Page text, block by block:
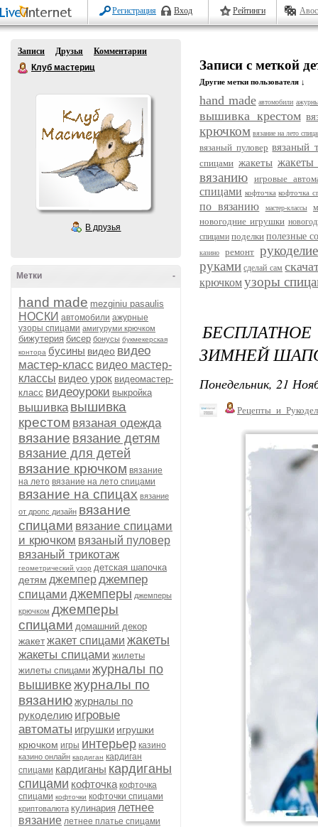
Регистрация Вход Рейтинги
Записи Друзья
Комментарии
Клуб мастериц
В друзья
-
Метки
hand made mezginiu pasaulis
НОСКИ автомобили ажурные
узоры спицами амигуруми крючком
бижутерия бисер бонусы букмекерская
контора бусины видео видео
мастер-класс видео мастер-
классы видео урок видеомастер-
класс видеоуроки выкройка
вышивка вышивка
крестом вязаная одежда
вязание вязание детям
вязание для детей
вязание крючком вязание
на лето вязание на лето спицами
вязание на спицах вязание
от дропс дизайн вязание
спицами вязание спицами
и крючком вязаный пуловер
вязаный трикотаж
геометрический узор детская шапочка
детям джемперджемпер
спицами джемперы джемперы
крючком джемперы
спицами домашний декор
жакетжакет спицами жакеты
жакеты спицами жилеты
жилеты спицами журналы по
вышивкежурналы по
вязаниюжурналы по
рукоделию игровые
автоматы игрушки игрушки
крючком игры интерьер казино
казино онлайн кардиган кардиган
спицами кардиганы кардиганы
спицами кофточка кофточка
спицами кофточки кофточки спицами
криптовалюта кулинария летнее
вязание летнее платье спицами
Записи с меткой
Другие метки пользователя ↓
hand made автомобили
вышивка крестом
крючком вязание на лето
вязаный пуловер вязаный
спицами жакеты жакеты
вязанию игровые
спицами кофточка кофточка
по вязанию мастер-классы
новогодние игрушки
спицами поделки полезные
казино ремонт рукоделие
руками сделай сам
крючкомузоры
ЗИМНЕЙ
Понедельник, 21